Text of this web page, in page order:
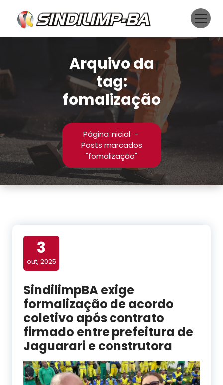
conteúdo
Arquivo da
tag:
fomalização
Página inicial-
Posts marcados
"fomalização"
3
out, 2025
SindilimpBA exige
formalização de acordo
coletivo após contrato
firmado entre prefeitura de
Jaguarari e construtora